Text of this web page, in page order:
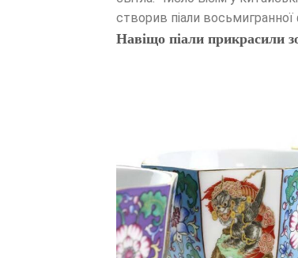
створив піали
Навіщо піали прикрасили